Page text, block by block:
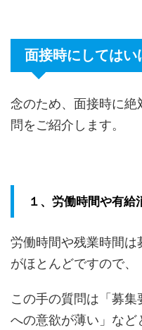
面接時にしてはい
念のため、面接時に
問をご紹介します。
１、労働時間や有給
労働時間や残業時間は
がほとんどですので、
この手の質問は「募
への意欲が薄い」など